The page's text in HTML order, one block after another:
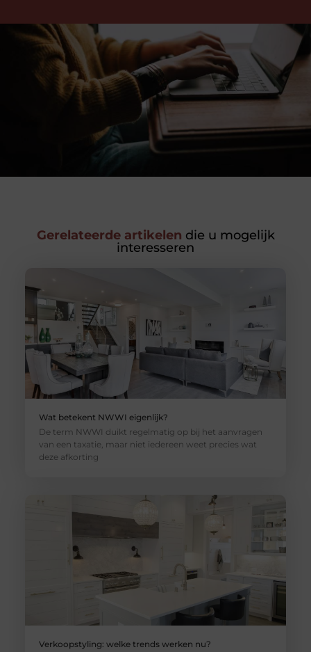
Gerelateerde artikelen die u mogelijk
interesseren
Wat betekent NWWI eigenlijk?
De term NWWI duikt regelmatig op bij het aanvragen
van een taxatie, maar niet iedereen weet precies wat
deze afkorting
Verkoopstyling: welke trends werken nu?